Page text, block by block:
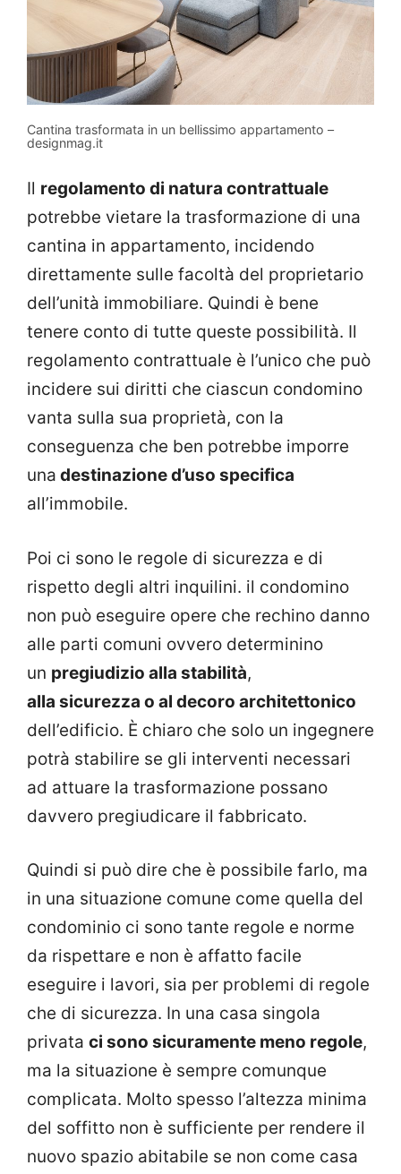
Cantina trasformata in un bellissimo appartamento –
designmag.it
Il regolamento di natura contrattuale
potrebbe vietare la trasformazione di una
cantina in appartamento, incidendo
direttamente sulle facoltà del proprietario
dell’unità immobiliare. Quindi è bene
tenere conto di tutte queste possibilità. Il
regolamento contrattuale è l’unico che può
incidere sui diritti che ciascun condomino
vanta sulla sua proprietà, con la
conseguenza che ben potrebbe imporre
una destinazione d’uso specifica
all’immobile.
Poi ci sono le regole di sicurezza e di
rispetto degli altri inquilini. il condomino
non può eseguire opere che rechino danno
alle parti comuni ovvero determinino
un pregiudizio alla stabilità,
alla sicurezza o al decoro architettonico
dell’edificio. È chiaro che solo un ingegnere
potrà stabilire se gli interventi necessari
ad attuare la trasformazione possano
davvero pregiudicare il fabbricato.
Quindi si può dire che è possibile farlo, ma
in una situazione comune come quella del
condominio ci sono tante regole e norme
da rispettare e non è affatto facile
eseguire i lavori, sia per problemi di regole
che di sicurezza. In una casa singola
privata ci sono sicuramente meno regole,
ma la situazione è sempre comunque
complicata. Molto spesso l’altezza minima
del soffitto non è sufficiente per rendere il
nuovo spazio abitabile se non come casa